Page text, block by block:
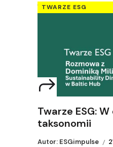
TWARZE ESG
Twarze ESG:
taksonomii
Autor: ESGimpulse